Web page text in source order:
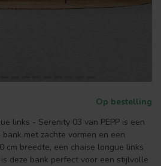
Op bestelling
links - Serenity 03 van PEPP is een
met zachte vormen en een
cm breedte, een chaise longue links
deze bank perfect voor een stijlvolle